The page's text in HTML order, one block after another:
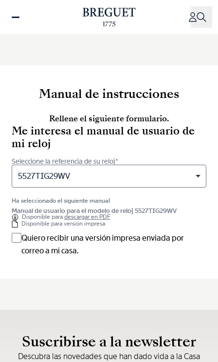
Manual de instrucciones
Rellene el siguiente formulario.
Me interesa el manual de usuario de
mi reloj
Seleccione la referencia de su reloj*
5527TIG29WV
Ha seleccionado el siguiente manual
Manual de usuario para el modelo de reloj 5527TIG29WV
Disponible paradescargar en PDF
Disponible para versión impresa
Quiero recibir una versión impresa enviada por
correo a mi casa.
Suscribirse a la newsletter
Descubra las novedades que han dado vida a la Casa